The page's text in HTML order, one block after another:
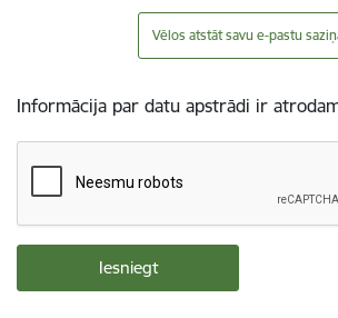
Vēlos atstāt savu e-pastu
Informācija par datu apstrādi ir